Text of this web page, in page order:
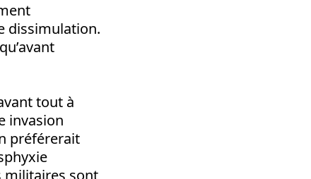
dissimulation.
tout à
invasion
préférerait
militaires sont